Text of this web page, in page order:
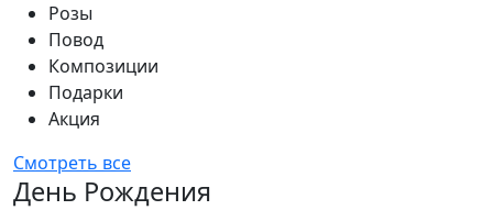
Розы
Повод
Композиции
Подарки
Акция
Смотреть все
День Рождения